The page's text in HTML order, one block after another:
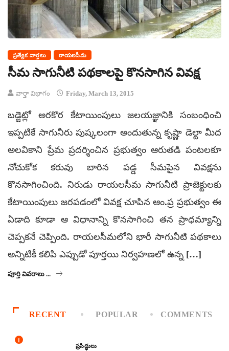
ప్రత్యేక వార్తలు రాయలసీమ
సీమ సాగునీటి పథకాలపై కొనసాగిన వివక్ష
వార్తా విభాగం Friday, March 13, 2015
బడ్జెట్లో అరకొర కేటాయింపులు జలయజ్ఞానికి సంబంధించి
ఇప్పటికే సాగునీరు పుష్కలంగా అందుతున్న కృష్ణా డెల్టా మీద
అలవికాని ప్రేమ ప్రదర్శించిన ప్రభుత్వం ఆరుతడి పంటలకూ
నోచుకోక కరువు బారిన పడ్డ సీమపైన వివక్షను
కొనసాగించింది. నిరుడు రాయలసీమ సాగునీటి ప్రాజెక్టులకు
కేటాయింపులు జరపడంలో వివక్ష చూపిన ఆం.ప్ర ప్రభుత్వం ఈ
ఏడాది కూడా ఆ విధానాన్ని కొనసాగించి తన ప్రాధమ్యాన్ని
చెప్పకనే చెప్పింది. రాయలసీమలోని భారీ సాగునీటి పథకాలు
అన్నిటికీ కలిపి ఎప్పుడో పూర్తయి నిర్వహణలో ఉన్న […]
పూర్తి వివరాలు ...
RECENT POPULAR COMMENTS
1
ప్రసిద్ధులు